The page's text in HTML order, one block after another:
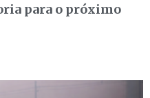
para o próximo